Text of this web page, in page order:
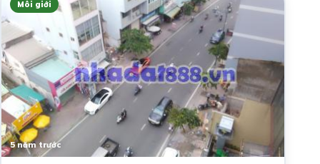
Môi giới
5 năm trước